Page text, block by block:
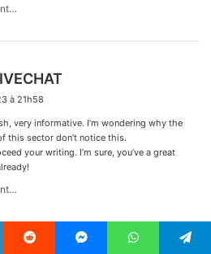
:
à 21h58
very informative. I’m wondering why the
this sector don’t notice this.
your writing. I’m sure, you’ve a great